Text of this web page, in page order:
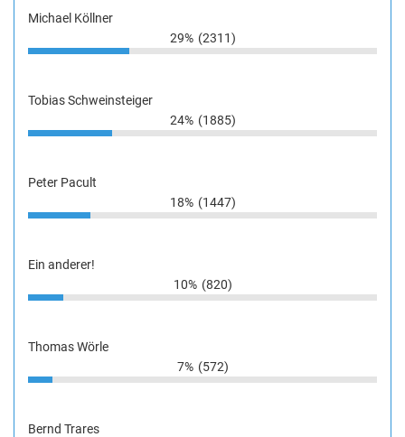
Michael Köllner
29% (2311)
Tobias Schweinsteiger
24% (1885)
Peter Pacult
18% (1447)
Ein anderer!
10% (820)
Thomas Wörle
7% (572)
Bernd Trares